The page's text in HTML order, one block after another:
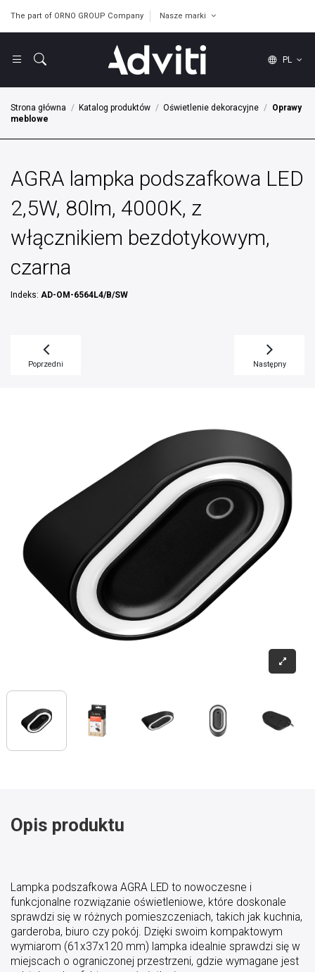
The part of ORNO GROUP Company Nasze marki
PL
Strona główna Katalog produktów Oświetlenie dekoracyjne
Oprawy
meblowe
AGRA lampka podszafkowa LED
2,5W, 80lm, 4000K, z
włącznikiem bezdotykowym,
czarna
Indeks: AD-OM-6564L4/B/SW
Poprzedni Następny
Opis produktu
Lampka podszafkowa AGRA LED to nowoczesne i
funkcjonalne rozwiązanie oświetleniowe, które doskonale
sprawdzi się w różnych pomieszczeniach, takich jak kuchnia,
garderoba, biuro czy pokój. Dzięki swoim kompaktowym
wymiarom (61x37x120 mm) lampka idealnie sprawdzi się w
miejscach o ograniczonej przestrzeni, gdzie wymagane jest